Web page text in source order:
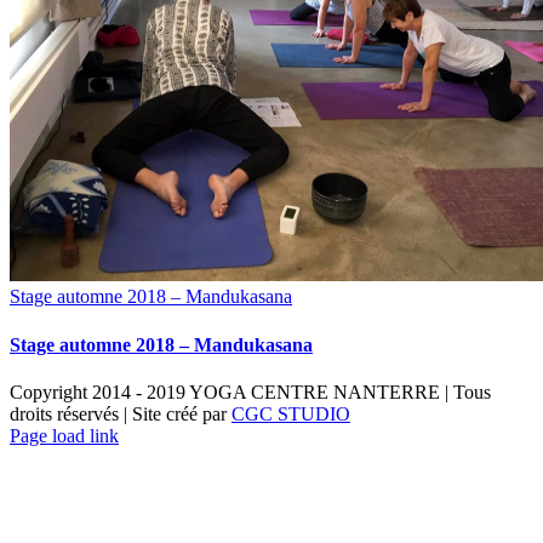
Stage automne 2018 – Mandukasana
Stage automne 2018 – Mandukasana
Copyright 2014 - 2019 YOGA CENTRE NANTERRE | Tous
droits réservés | Site créé parCGC STUDIO
Toggle
Page load link